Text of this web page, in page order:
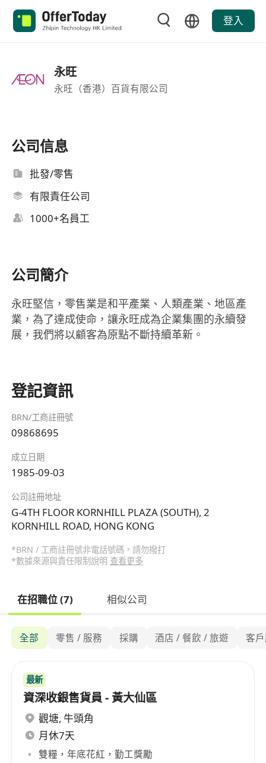
登入
永旺
永旺（香港）百貨有限公司
公司信息
批發/零售
有限責任公司
1000+名員工
公司簡介
永旺堅信，零售業是和平產業、人類產業、地區產
業，為了達成使命，讓永旺成為企業集團的永續發
展，我們將以顧客為原點不斷持續革新。
登記資訊
BRN/工商註冊號
09868695
成立日期
1985-09-03
公司註冊地址
G-4TH FLOOR KORNHILL PLAZA (SOUTH), 2
KORNHILL ROAD, HONG KONG
*BRN / 工商註冊號非電話號碼，請勿撥打
*數據來源與責任限制說明 查看更多
在招職位 (7) 相似公司
全部 零售 / 服務 採購 酒店 / 餐飲 / 旅遊 客
最新
資深收銀售貨員 - 黃大仙區
觀塘, 牛頭角
月休7天
雙糧，年底花紅，勤工獎勵